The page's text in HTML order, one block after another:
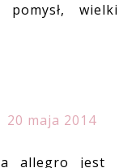
pomysł, wielki
20 maja 2014
allegro jest